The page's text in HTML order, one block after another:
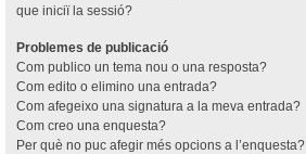
que iniciï la sessió?
Problemes de publicació
Com publico un tema nou o una resposta?
Com edito o elimino una entrada?
Com afegeixo una signatura a la meva entrada?
Com creo una enquesta?
Per què no puc afegir més opcions a l’enquesta?